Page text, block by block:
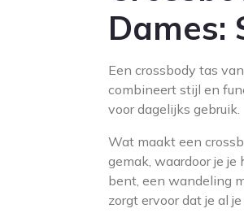
Dames:
Een crossbody tas
combineert stijl en
voor dagelijks gebruik.
Wat maakt een
gemak, waardoor je
bent, een wandeling
zorgt ervoor dat je al